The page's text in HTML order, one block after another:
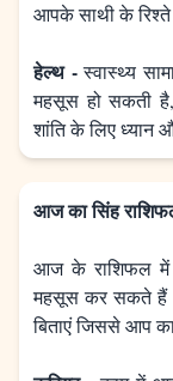
आपके साथी के रिश्ते
हेल्थ -स्वास्थ्य
महसूस हो सकती
शांति के लिए ध्यान
आज का सिंह
आज के राशिफल
महसूस कर सकते
बिताएं जिससे आप